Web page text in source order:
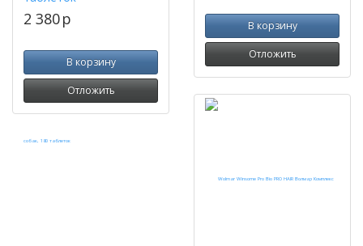
2 380p
В корзину
Отложить
В корзину
Отложить